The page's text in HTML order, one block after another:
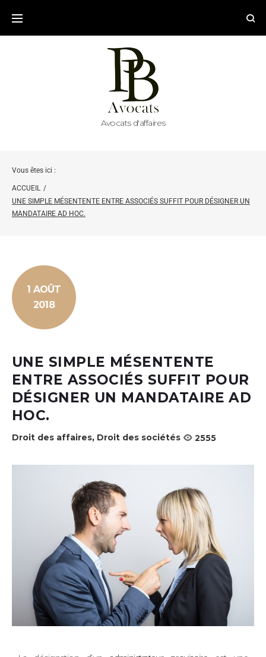
Avocats d'affaires
Vous êtes ici :
ACCUEIL /
UNE SIMPLE MÉSENTENTE ENTRE ASSOCIÉS SUFFIT POUR DÉSIGNER UN
MANDATAIRE AD HOC.
1 AOÛT
2018
UNE SIMPLE MÉSENTENTE
ENTRE ASSOCIÉS SUFFIT POUR
DÉSIGNER UN MANDATAIRE AD
HOC.
Droit des affaires, Droit des sociétés 2555